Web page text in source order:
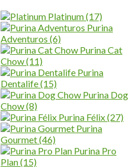
Platinum(17)
Purina
Adventuros (6)
Purina Cat
Chow(11)
Purina
Dentalife(15)
Purina Dog
Chow(8)
Purina Félix(27)
Purina
Gourmet(46)
Purina Pro
Plan(15)